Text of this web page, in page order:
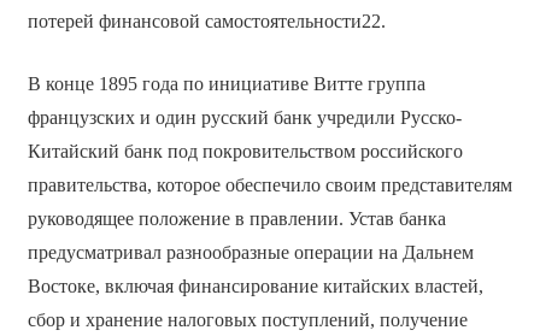
потерей финансовой самостоятельности22.
В конце 1895 года по инициативе Витте группа
французских и один русский банк учредили Русско-
Китайский банк под покровительством российского
правительства, которое обеспечило своим представителям
руководящее положение в правлении. Устав банка
предусматривал разнообразные операции на Дальнем
Востоке, включая финансирование китайских властей,
сбор и хранение налоговых поступлений, получение